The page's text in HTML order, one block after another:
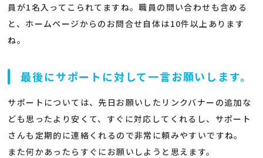
員が1名入ってこられてますね。職員の問い合わせも含める
と、ホームページからのお問合せ自体は10件以上あります
ね。
最後にサポートに対して一言お願いします。
サポートについては、先日お願いしたリンクバナーの追加な
ども思ったより安くて、すぐに対応してくれるし、サポート
さんも定期的に連絡くれるので非常に頼みやすいですね。
また何かあったらすぐにお願いしようと思えます。